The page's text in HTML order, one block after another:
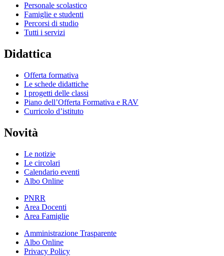
Personale scolastico
Famiglie e studenti
Percorsi di studio
Tutti i servizi
Didattica
Offerta formativa
Le schede didattiche
I progetti delle classi
Piano dell’Offerta Formativa e RAV
Curricolo d’istituto
Novità
Le notizie
Le circolari
Calendario eventi
Albo Online
PNRR
Area Docenti
Area Famiglie
Amministrazione Trasparente
Albo Online
Privacy Policy